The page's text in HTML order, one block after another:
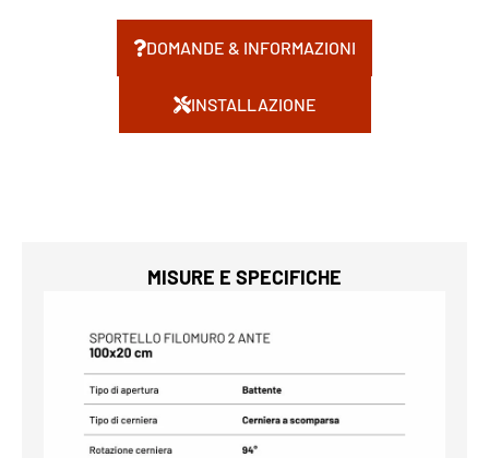
DOMANDE & INFORMAZIONI
INSTALLAZIONE
MISURE E SPECIFICHE